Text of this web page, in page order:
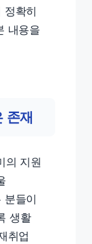
정확히
내용을
존재
의 지원
분들이
생활
취업